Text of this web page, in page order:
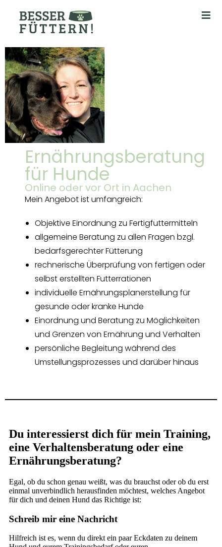
Ernährungsberatung
für Hunde
Online oder vor Ort in Aachen
Mein Angebot ist umfangreich:
Objektive Einordnung zu Fertigfuttermitteln
allgemeine Beratung zu allen Fragen bzgl.
bedarfsgerechter Fütterung
rechnerische Überprüfung von fertigen oder
selbst erstellten Futterrationen
individuelle Ernährungsplanerstellung für
gesunde oder kranke Hunde
Einordnung und Beratung zu Möglichkeiten
und Grenzen von Ernährung und Verhalten
persönliche Begleitung während des
Umstellungsprozesses und darüber hinaus